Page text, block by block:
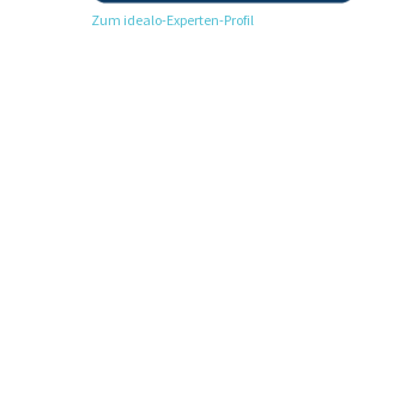
Zum idealo-Experten-Profil